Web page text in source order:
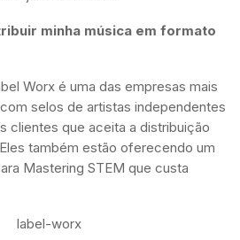
minha música em formato
Worx é uma das empresas mais
selos de artistas independentes
clientes que aceita a distribuição
também estão oferecendo um
Mastering STEM que custa